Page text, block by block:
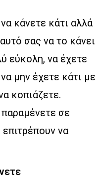
κάνετε κάτι αλλά
σας να το κάνει
εύκολη, να έχετε
μην έχετε κάτι με
κοπιάζετε.
σε
να